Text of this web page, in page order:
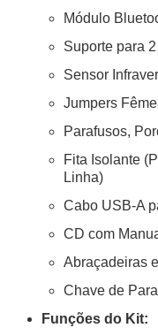
Módulo
Suporte para
Sensor
Jumpers
Parafusos,
Fita Isolante
Linha)
Cabo USB-A
CD com
Abraçadeiras
Chave de
Funções do Kit: